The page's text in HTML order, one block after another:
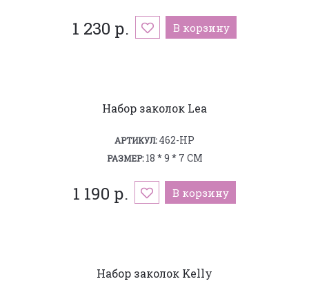
1 230 р. В корзину
Набор заколок Lea
АРТИКУЛ:462-HP
РАЗМЕР:18 * 9 * 7 СМ
1 190 р. В корзину
Набор заколок Kelly